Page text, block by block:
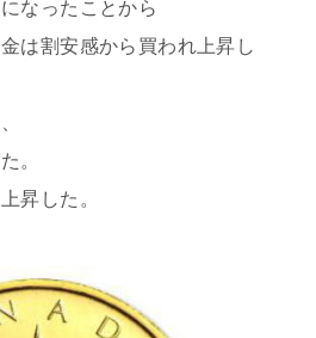
なったことから
は割安感から買われ上昇し
。
昇した。